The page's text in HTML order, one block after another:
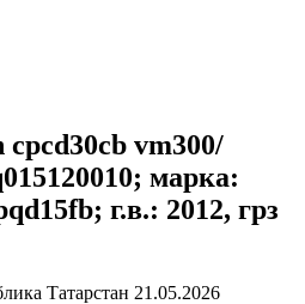
vm300/
марка:
г.в.: 2012, грз
Татарстан 21.05.2026